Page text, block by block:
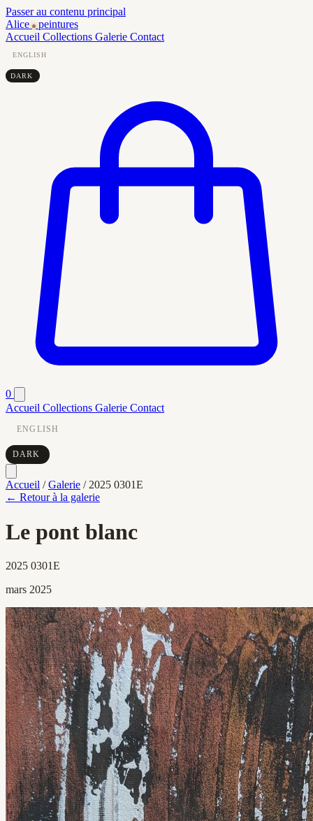
Passer au contenu principal
Alice
peintures
Accueil Collections Galerie Contact
ENGLISH
DARK
0
Accueil Collections Galerie Contact
ENGLISH
DARK
Accueil / Galerie / 2025 0301E
← Retour à la galerie
Le pont blanc
2025 0301E
mars 2025